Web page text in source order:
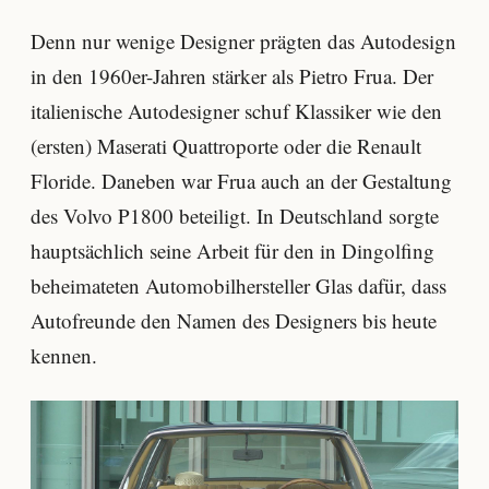
Denn nur wenige Designer prägten das Autodesign
in den 1960er-Jahren stärker als Pietro Frua. Der
italienische Autodesigner schuf Klassiker wie den
(ersten) Maserati Quattroporte oder die Renault
Floride. Daneben war Frua auch an der Gestaltung
des Volvo P1800 beteiligt. In Deutschland sorgte
hauptsächlich seine Arbeit für den in Dingolfing
beheimateten Automobilhersteller Glas dafür, dass
Autofreunde den Namen des Designers bis heute
kennen.